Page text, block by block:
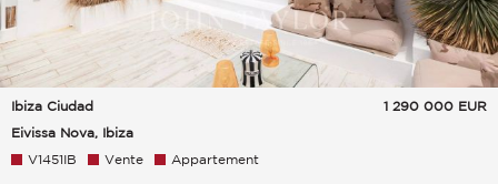
Ibiza Ciudad
Eivissa Nova, Ibiza
1 290 000 EUR
V1451IB Vente Appartement